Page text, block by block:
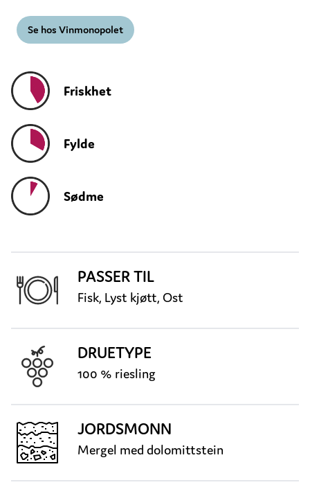
Se hos Vinmonopolet
Friskhet
Fylde
Sødme
PASSER TIL
Fisk, Lyst kjøtt, Ost
DRUETYPE
100 % riesling
JORDSMONN
Mergel med dolomittstein